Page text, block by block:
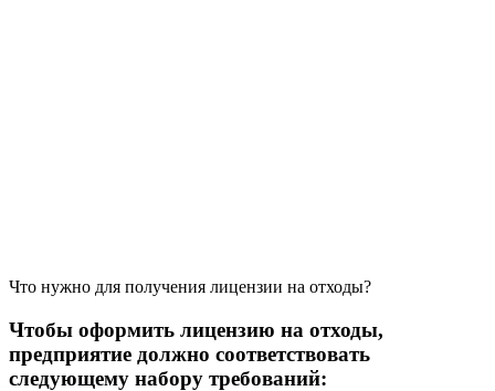
Что нужно для получения лицензии на отходы?
Чтобы оформить лицензию на отходы,
предприятие должно соответствовать
следующему набору требований: